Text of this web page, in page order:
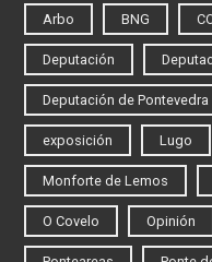
Arbo BNG
Deputación
Deputación de Pontevedra
exposición Lugo
Monforte de Lemos
O Covelo Opinión